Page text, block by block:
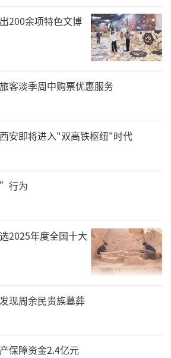
200余项特色文博
客淡季周中购票优惠服务
安即将进入"双高铁枢纽"时代
行为
2025年度全国十大
现周余民贵族墓葬
保障资金2.4亿元